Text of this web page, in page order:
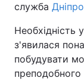
Техно і зв'язок
Здоров'я
служба
Необхідність
з'явилася
побудувати
преподобного